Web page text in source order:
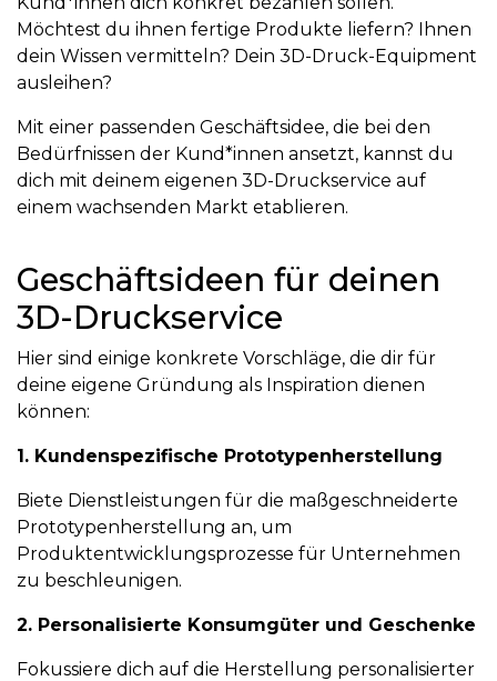
Möchtest du ihnen fertige Produkte liefern? Ihnen
dein Wissen vermitteln? Dein 3D-Druck-Equipment
ausleihen?
Mit einer passenden Geschäftsidee, die bei den
Bedürfnissen der Kund*innen ansetzt, kannst du
dich mit deinem eigenen 3D-Druckservice auf
einem wachsenden Markt etablieren.
Geschäftsideen für deinen
3D-Druckservice
Hier sind einige konkrete Vorschläge, die dir für
deine eigene Gründung als Inspiration dienen
können:
1. Kundenspezifische Prototypenherstellung
Biete Dienstleistungen für die maßgeschneiderte
Prototypenherstellung an, um
Produktentwicklungsprozesse für Unternehmen
zu beschleunigen.
2. Personalisierte Konsumgüter und Geschenke
Fokussiere dich auf die Herstellung personalisierter